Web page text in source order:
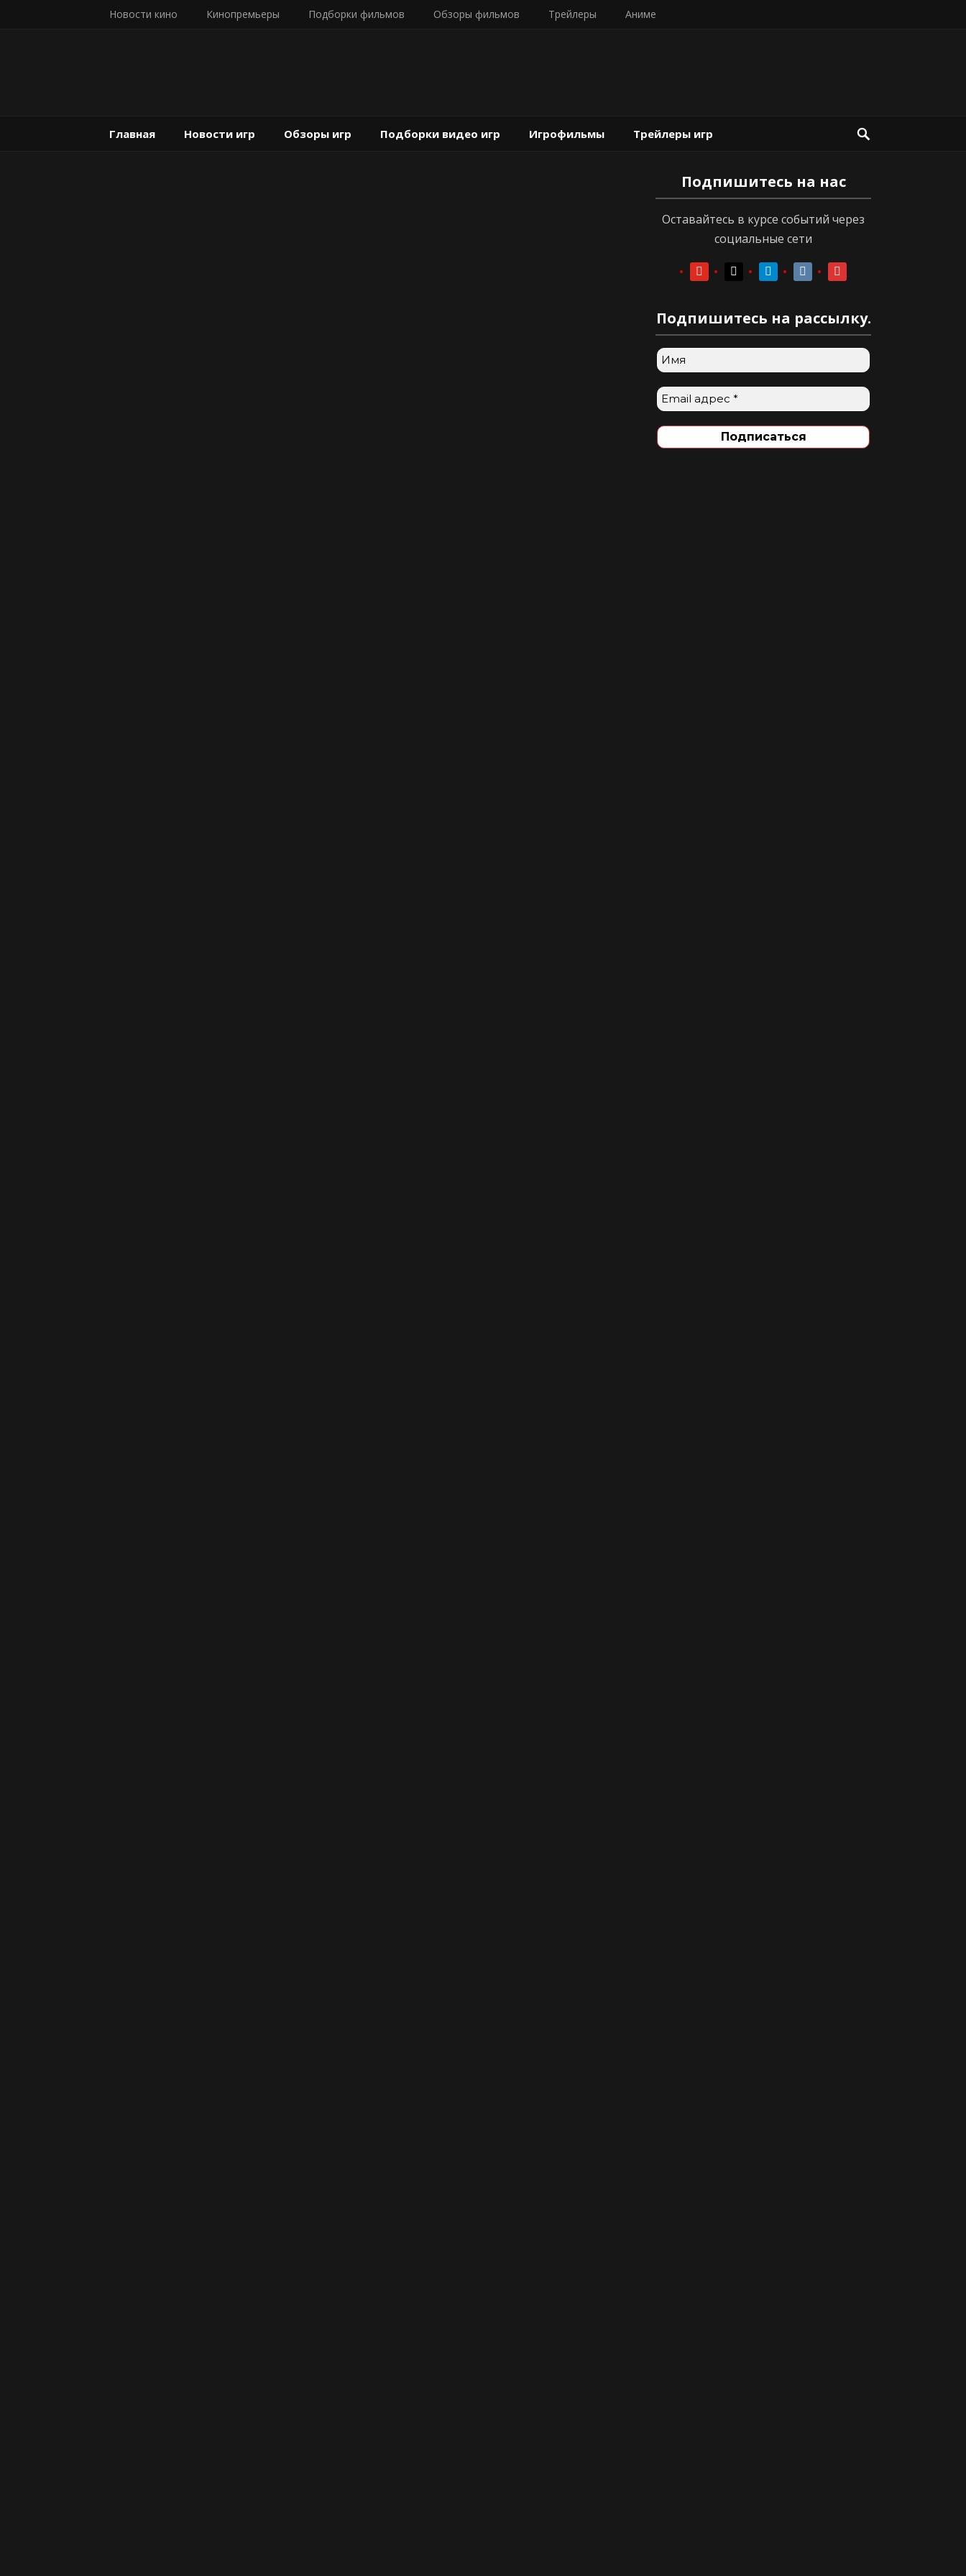
Новости кино Кинопремьеры Подборки фильмов Обзоры фильмов Трейлеры Аниме
Главная Новости игр Обзоры игр Подборки видео игр Игрофильмы Трейлеры игр
Подпишитесь на нас
Оставайтесь в курсе событий через
социальные сети
youtubeyoutubetelegramvkontaktevkontakte
Подпишитесь на рассылку.